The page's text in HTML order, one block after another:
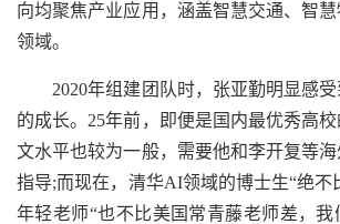
向均聚焦产业应用，涵盖智慧交通、智
领域。
2020年组建团队时，张亚勤明显感受
的成长。25年前，即便是国内最优秀高
文水平也较为一般，需要他和李开复等
指导;而现在，清华AI领域的博士生“绝不
年轻老师“也不比美国常青藤老师差，